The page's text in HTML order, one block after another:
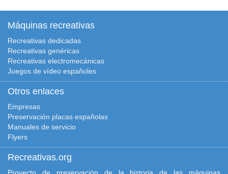
Máquinas recreativas
Recreativas dedicadas
Recreativas genéricas
Recreativas electromecánicas
Juegos de vídeo españoles
Otros enlaces
Empresas
Preservación placas españolas
Manuales de servicio
Flyers
Recreativas.org